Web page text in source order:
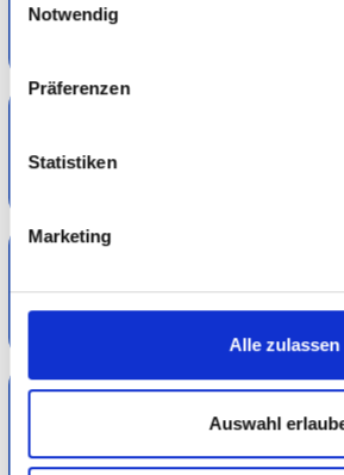
Notwendig
Präferenzen
Statistiken
Marketing
Alle zulassen
Auswahl
Muster-